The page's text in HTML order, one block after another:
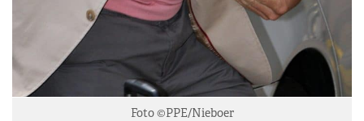
Foto ©PPE/Nieboer